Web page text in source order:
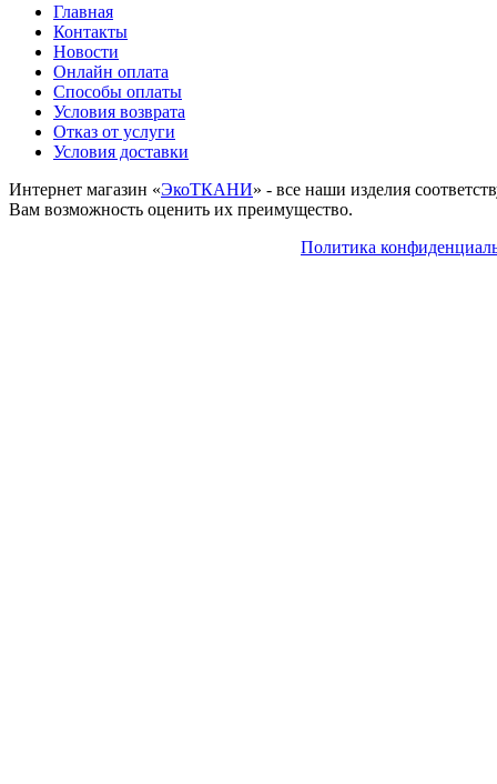
Главная
Контакты
Новости
Онлайн оплата
Способы оплаты
Условия возврата
Отказ от услуги
Условия доставки
Интернет магазин «ЭкоТКАНИ» - все наши изделия
Вам возможность оценить их преимущество.
Политика